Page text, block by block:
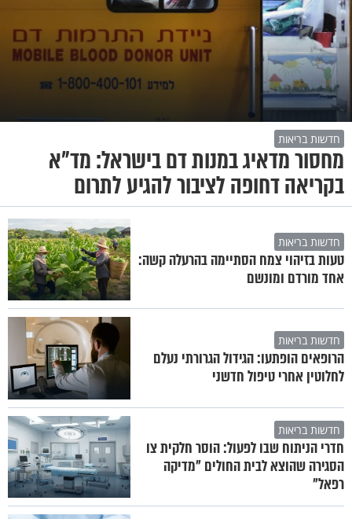
חדשות בריאות
מחסור מדאיג במנות דם בישראל: מד"א
בקריאה דחופה לציבור להגיע לתרום
חדשות בריאות
טעות בזיהוי צמח הסתיימה בהרעלה קשה:
אחד מורדם ומונשם
חדשות בריאות
הרופאים הופתעו: הגידול הגרורתי נעלם
לחלוטין אחרי טיפול חדשני
חדשות בריאות
חדרי הניתוח שבו לפעול: הוסר חלקית צו
הסגירה שהוצא לבית החולים "מדיקה
רפאל"